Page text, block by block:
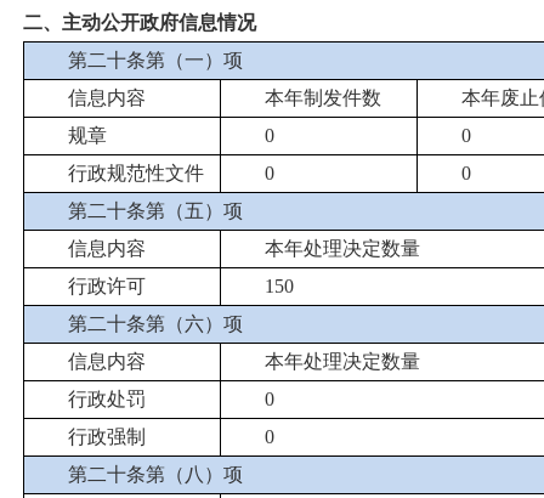
二、主动公开政府信息情况
第二十条第（一）项
信息内容
本年制发件数
本年废止
规章
0
0
行政规范性文件
0
0
第二十条第（五）项
信息内容
本年处理决定数量
行政许可
150
第二十条第（六）项
信息内容
本年处理决定数量
行政处罚
0
行政强制
0
第二十条第（八）项